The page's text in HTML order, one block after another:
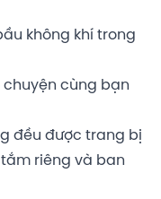
không khí trong
chuyện cùng bạn
đều được trang bị
riêng và ban